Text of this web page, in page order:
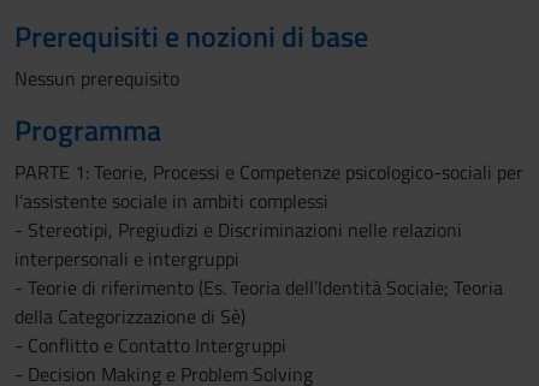
Prerequisiti e nozioni di base
Nessun prerequisito
Programma
PARTE 1: Teorie, Processi e Competenze psicologico-sociali per
l’assistente sociale in ambiti complessi
- Stereotipi, Pregiudizi e Discriminazioni nelle relazioni
interpersonali e intergruppi
- Teorie di riferimento (Es. Teoria dell’Identità Sociale; Teoria
della Categorizzazione di Sè)
- Conflitto e Contatto Intergruppi
- Decision Making e Problem Solving